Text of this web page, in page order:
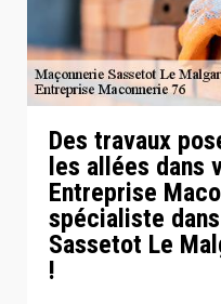
Des travaux
les allées dans
Entreprise
spécialiste
Sassetot Le
!